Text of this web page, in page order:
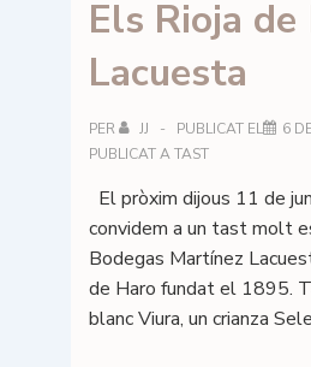
Els Rioja
Lacuesta
PER JJ PUBLICAT EL
6
PUBLICAT ATAST
El pròxim dijous 11 de
convidem a un tast molt
Bodegas Martínez
de Haro fundat el 1895.
blanc Viura, un crianza